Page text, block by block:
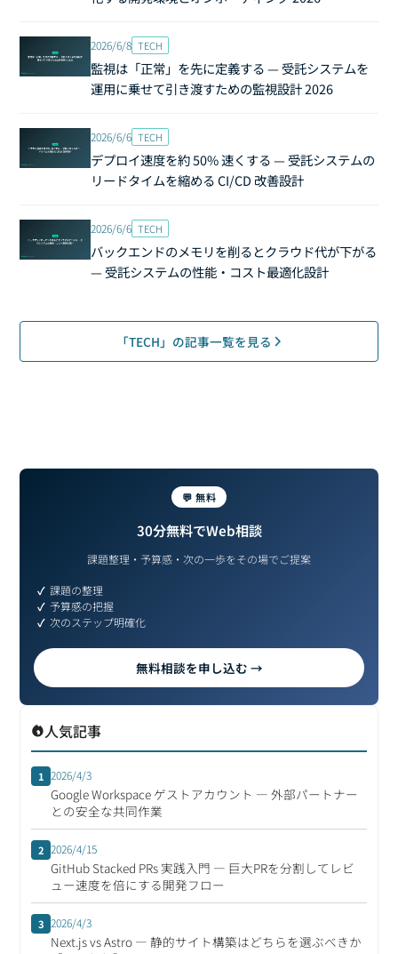
2026/6/8 TECH
監視は「正常」を先に定義する — 受託システムを
運用に乗せて引き渡すための監視設計 2026
2026/6/6 TECH
デプロイ速度を約 50% 速くする — 受託システムの
リードタイムを縮める CI/CD 改善設計
2026/6/6 TECH
バックエンドのメモリを削るとクラウド代が下がる
— 受託システムの性能・コスト最適化設計
「TECH」の記事一覧を見る
💬 無料
30分無料でWeb相談
課題整理・予算感・次の一歩をその場でご提案
課題の整理
予算感の把握
次のステップ明確化
無料相談を申し込む →
人気記事
1 2026/4/3
Google Workspace ゲストアカウント ― 外部パートナー
との安全な共同作業
2 2026/4/15
GitHub Stacked PRs 実践入門 ― 巨大PRを分割してレビ
ュー速度を倍にする開発フロー
3 2026/4/3
Next.js vs Astro ― 静的サイト構築はどちらを選ぶべきか